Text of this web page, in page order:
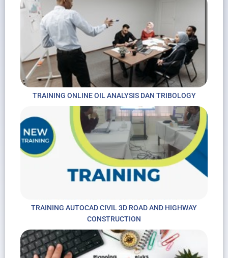
TRAINING ONLINE OIL ANALYSIS DAN TRIBOLOGY
TRAINING AUTOCAD CIVIL 3D ROAD AND HIGHWAY
CONSTRUCTION